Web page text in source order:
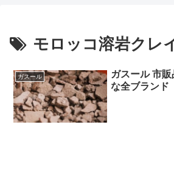
モロッコ溶岩クレ
ガスール
ガスール 市
な全ブランド